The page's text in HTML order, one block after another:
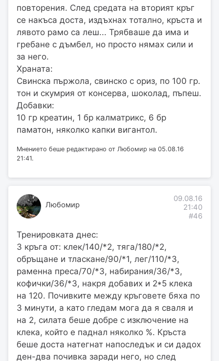
повторения. След средата на вторият кръг
се накъса доста, издъхнах тотално, кръста и
лявото рамо са леш... Трябваше да има и
гребане с дъмбел, но просто нямах сили и
за него.
Храната:
Свинска пържола, свинско с ориз, по 100 гр.
тон и скумрия от консерва, шоколад, пъпеш.
Добавки:
10 гр креатин, 1 бр калматрикс, 6 бр
паматон, няколко капки вигантол.
Мнението беше редактирано от Любомир на 05.08.16
21:41.
Любомир
09.08.16
21:40
#46
Тренировката днес:
3 кръга от: клек/140/*2, тяга/180/*2,
обръщане и тласкане/90/*1, лег/110/*3,
раменна преса/70/*3, набирания/36/*3,
кофички/36/*3, накря добавих и 2*5 клека
на 120. Почивките между кръговете бяха по
3 минути, а като гледам мога да я сваля и
на 2, силата беше добре с изключение на
клека, който е паднал няколко %. Кръста
беше доста натегнат напоследък и си дадох
ден-два почивка заради него, но след